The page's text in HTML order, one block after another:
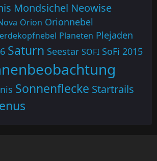
Mondsichel Neowise
Orion Orionnebel
Planeten Plejaden
Saturn Seestar SOFI SoFi 2015
Sonnenflecke Startrails